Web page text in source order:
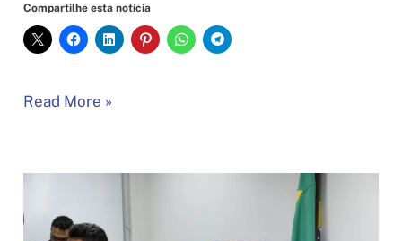
Compartilhe esta notícia
Cinema
ao
do
Read More »